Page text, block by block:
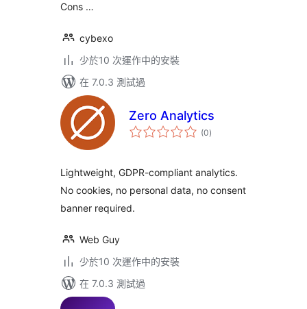
Cons …
cybexo
少於10 次運作中的安裝
在 7.0.3 測試過
Zero Analytics
(0總
評)
Lightweight, GDPR-compliant analytics.
No cookies, no personal data, no consent
banner required.
Web Guy
少於10 次運作中的安裝
在 7.0.3 測試過